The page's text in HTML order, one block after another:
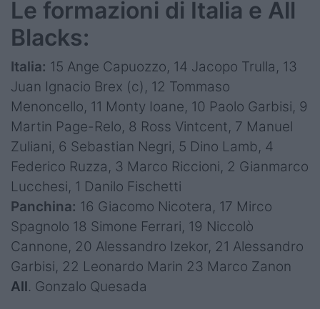
Le formazioni di Italia e All
Blacks:
Italia: 15 Ange Capuozzo, 14 Jacopo Trulla, 13
Juan Ignacio Brex (c), 12 Tommaso
Menoncello, 11 Monty Ioane, 10 Paolo Garbisi, 9
Martin Page-Relo, 8 Ross Vintcent, 7 Manuel
Zuliani, 6 Sebastian Negri, 5 Dino Lamb, 4
Federico Ruzza, 3 Marco Riccioni, 2 Gianmarco
Lucchesi, 1 Danilo Fischetti
Panchina: 16 Giacomo Nicotera, 17 Mirco
Spagnolo 18 Simone Ferrari, 19 Niccolò
Cannone, 20 Alessandro Izekor, 21 Alessandro
Garbisi, 22 Leonardo Marin 23 Marco Zanon
All. Gonzalo Quesada